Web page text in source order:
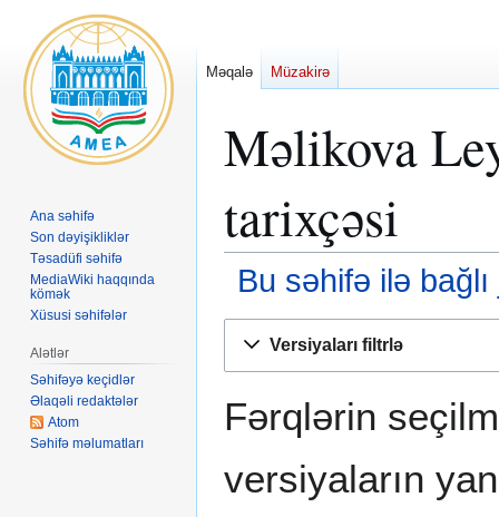
Məlikova
tarixçəsi
Bu səhifə ilə
Versiyaları filtrlə
Fərqlərin
versiyaların
Məqalə Müzakirə
Ana səhifə
Son dəyişikliklər
Təsadüfi səhifə
MediaWiki haqqında
kömək
Xüsusi səhifələr
Alətlər
Səhifəyə keçidlər
Əlaqəli redaktələr
Atom
Səhifə məlumatları